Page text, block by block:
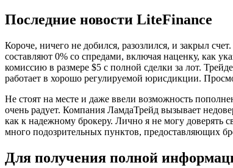
Последние новости LiteFinance
Короче, ничего не добился, разозлился, и закрыл
составляют 0% со спредами, включая наценку, как
комиссию в размере $5 с полной сделки за лот.
работает в хорошо регулируемой юрисдикции.
Не стоят на месте и даже ввели возможность
очень радует. Компания ЛамдаТрейд вызывает
как к надежному брокеру. Лично я не могу доверять
много подозрительных пунктов, предоставляющих
Для получения полной